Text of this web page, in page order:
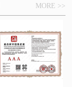
MORE >>